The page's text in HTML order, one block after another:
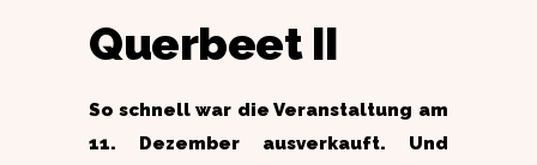
Querbeet II
So schnell war die Veranstaltung am
11. Dezember ausverkauft. Und